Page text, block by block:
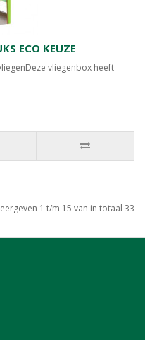
ECO KEUZE
vliegenbox heeft
1 t/m 15 van in totaal 33